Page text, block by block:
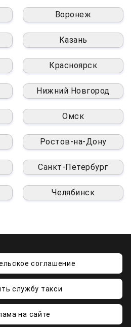
Воронеж
Казань
Красноярск
Нижний Новгород
Омск
Ростов-на-Дону
Санкт-Петербург
Челябинск
соглашение
службу такси
на сайте